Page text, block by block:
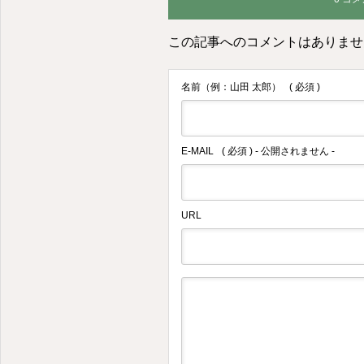
この記事へのコメントはありま
名前（例：山田 太郎） ( 必須 )
E-MAIL ( 必須 ) - 公開されません -
URL